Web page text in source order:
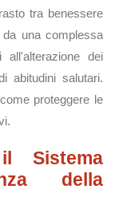
tra benessere
da una complessa
all'alterazione dei
abitudini salutari.
proteggere le
Sistema
della